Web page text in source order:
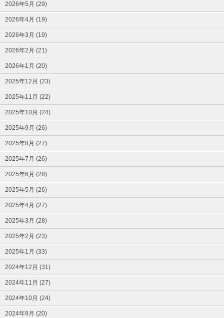
2026年5月 (29)
2026年4月 (19)
2026年3月 (19)
2026年2月 (21)
2026年1月 (20)
2025年12月 (23)
2025年11月 (22)
2025年10月 (24)
2025年9月 (26)
2025年8月 (27)
2025年7月 (26)
2025年6月 (28)
2025年5月 (26)
2025年4月 (27)
2025年3月 (28)
2025年2月 (23)
2025年1月 (33)
2024年12月 (31)
2024年11月 (27)
2024年10月 (24)
2024年9月 (20)